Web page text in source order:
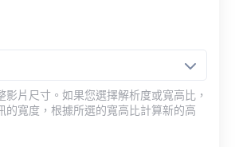
影片尺寸。如果您選擇解析度或寬高比，
的寬度，根據所選的寬高比計算新的高